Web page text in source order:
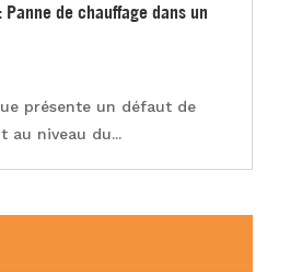
Panne de chauffage dans un
présente un défaut de
au niveau du...